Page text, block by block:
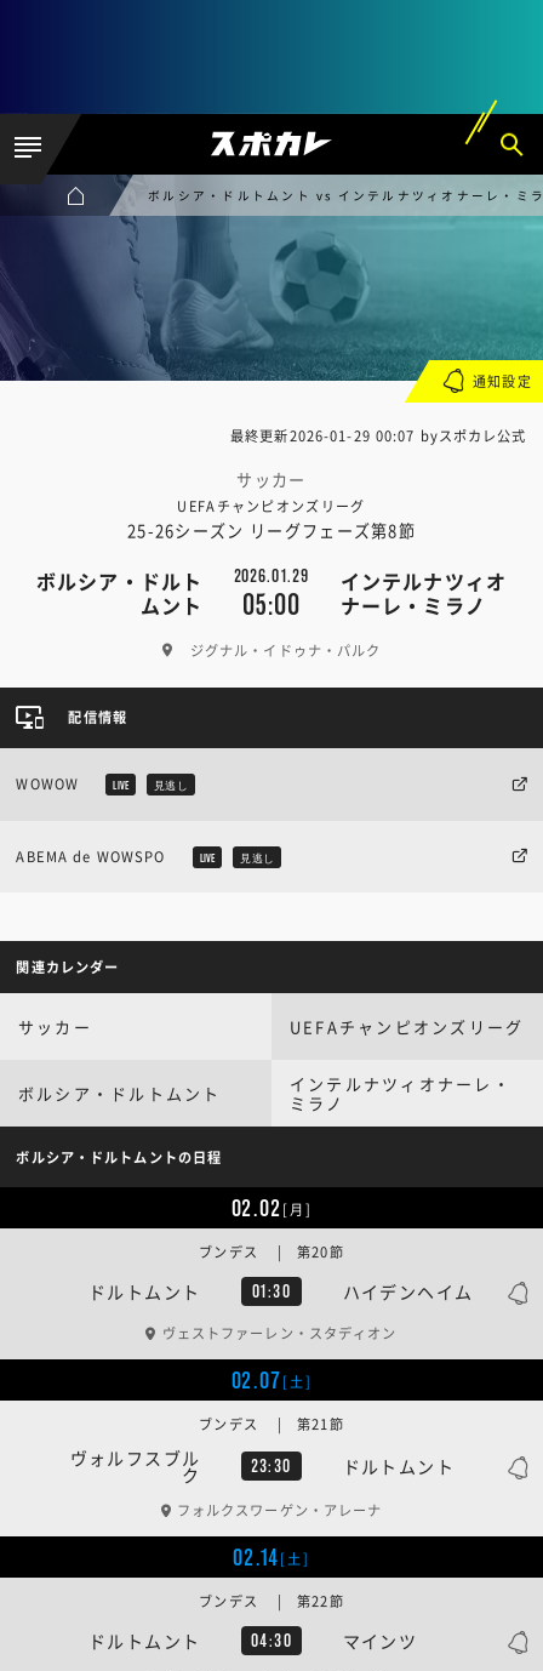
ボルシア・ドルトムント vs インテルナツィオナーレ・ミ
最終更新2026-01-29 00:07 byスポカレ公式
サッカー
UEFAチャンピオンズリーグ
25-26シーズン リーグフェーズ第8節
ボルシア・ドルト
ムント
2026.01.29
05:00
インテルナツィオ
ナーレ・ミラノ
ジグナル・イドゥナ・パルク
通知設定
配信情報
WOWOW LIVE 見逃し
ABEMA de WOWSPO LIVE 見逃し
関連カレンダー
サッカー UEFAチャンピオンズリーグ
ボルシア・ドルトムント
インテルナツィオナーレ・
ミラノ
ボルシア・ドルトムントの日程
02.02[月]
ドルトムント 01:30 ハイデンヘイム
ブンデス | 第20節
ヴェストファーレン・スタディオン
02.07[土]
ヴォルフスブル
ク 23:30 ドルトムント
ブンデス | 第21節
フォルクスワーゲン・アレーナ
02.14[土]
ドルトムント 04:30 マインツ
ブンデス | 第22節